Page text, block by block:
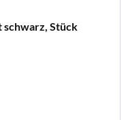
schwarz, Stück